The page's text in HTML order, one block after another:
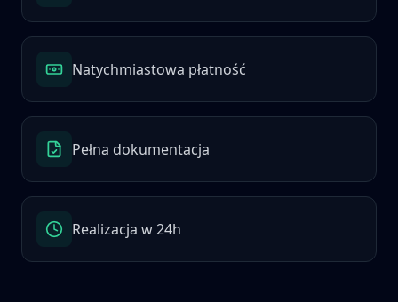
Natychmiastowa płatność
Pełna dokumentacja
Realizacja w 24h